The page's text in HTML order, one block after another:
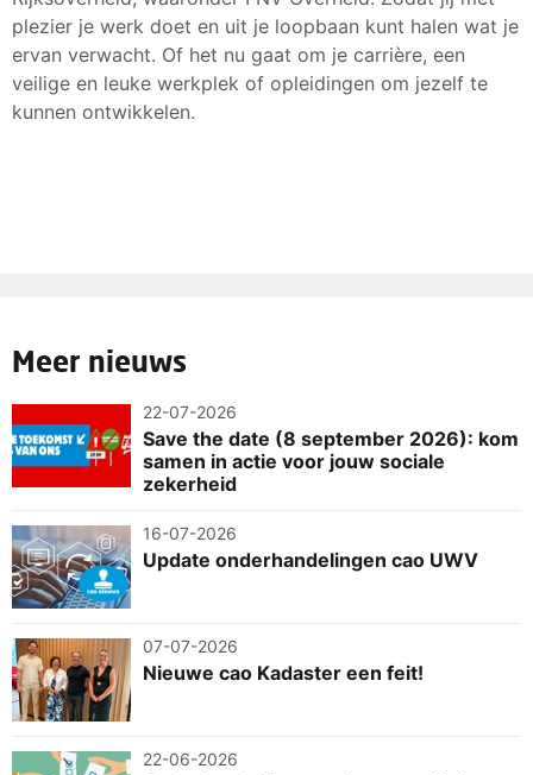
plezier je werk doet en uit je loopbaan kunt halen wat je
ervan verwacht. Of het nu gaat om je carrière, een
veilige en leuke werkplek of opleidingen om jezelf te
kunnen ontwikkelen.
Meer nieuws
22-07-2026
Save the date (8 september 2026): kom
samen in actie voor jouw sociale
zekerheid
16-07-2026
Update onderhandelingen cao UWV
07-07-2026
Nieuwe cao Kadaster een feit!
22-06-2026